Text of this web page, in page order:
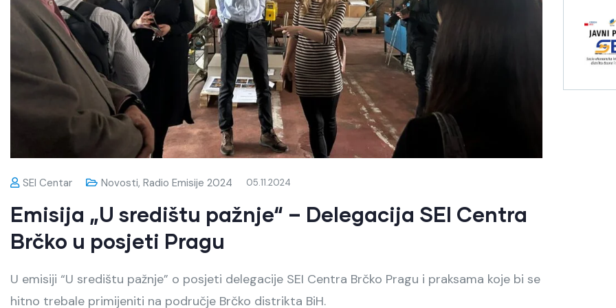
SEI Centar Novosti, Radio Emisije 2024 05.11.2024
Emisija „U središtu pažnje“ – Delegacija SEI Centra
Brčko u posjeti Pragu
U emisiji “U središtu pažnje” o posjeti delegacije SEI Centra Brčko Pragu i praksama koje bi se
hitno trebale primijeniti na područje Brčko distrikta BiH.Audio